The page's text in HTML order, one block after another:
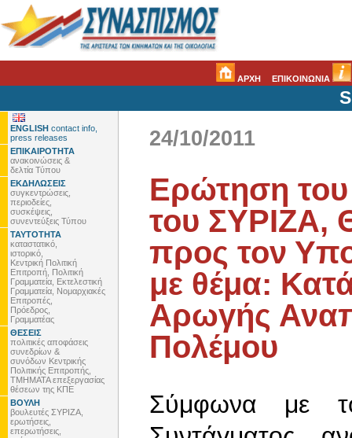
ΑΡΧΗ ΕΠΙΚΟΙΝΩΝΙΑ
ENGLISH contact info,
press releases
ΕΠΙΚΑΙΡΟΤΗΤΑ
ανακοινώσεις &
δελτία Τύπου
ΕΚΔΗΛΩΣΕΙΣ
συγκεντρώσεις,
περιοδείες,
συσκέψεις,
συνεντεύξεις Τύπου
ΤΑΥΤΟΤΗΤΑ
καταστατικό,
ιστορικό,
Κεντρική Πολιτική
Επιτροπή, Πολιτική
Γραμματεία, Εκτελεστική
Γραμματεία, Νομαρχιακές
Επιτροπές,
Πρόεδρος,
Γραμματέας
ΘΕΣΕΙΣ
πολιτικές αποφάσεις
συνεδρίων &
συνόδων Κεντρικής
Πολιτικής Επιτροπής,
ΤΜΗΜΑΤΑ επεξεργασίας
θέσεων της ΚΠΕ
ΒΟΥΛΗ
βουλευτές ΣΥΡΙΖΑ,
ερωτήσεις,
επερωτήσεις,
24/10/2011
Ερώτηση του
του ΣΥΡΙΖΑ,
προς τον
με θέμα:
Αρωγής
Πολέμου
Σύμφωνα με